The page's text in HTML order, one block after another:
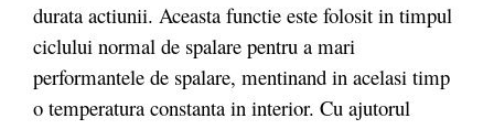
durata actiunii. Aceasta functie este folosit in timpul
ciclului normal de spalare pentru a mari
performantele de spalare, mentinand in acelasi timp
o temperatura constanta in interior. Cu ajutorul